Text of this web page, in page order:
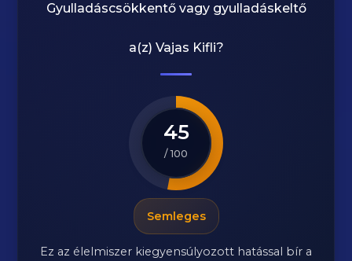
Gyulladáscsökkentő vagy gyulladáskeltő
a(z) Vajas Kifli?
45
/ 100
Semleges
Ez az élelmiszer kiegyensúlyozott hatással bír a